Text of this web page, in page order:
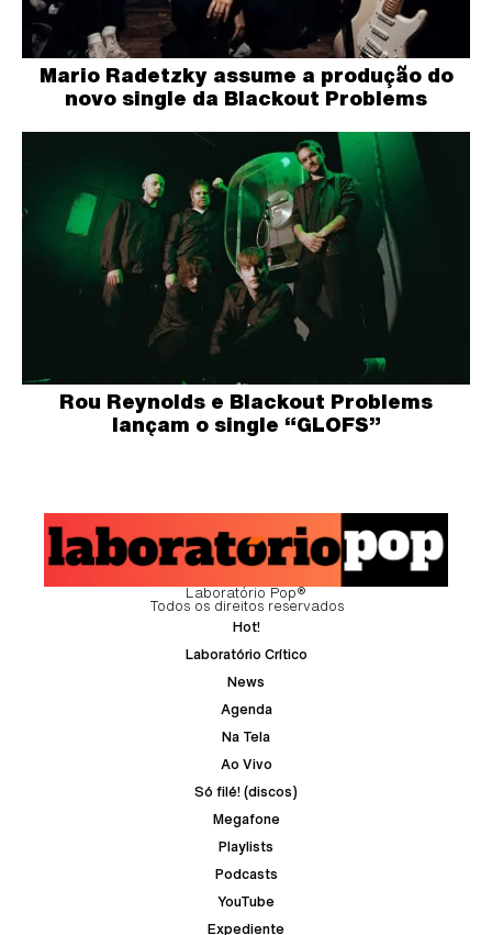
Mario Radetzky assume a produção do
novo single da Blackout Problems
Rou Reynolds e Blackout Problems
lançam o single “GLOFS”
Laboratório Pop®
Todos os direitos reservados
Hot!
Laboratório Crítico
News
Agenda
Na Tela
Ao Vivo
Só filé! (discos)
Megafone
Playlists
Podcasts
YouTube
Expediente